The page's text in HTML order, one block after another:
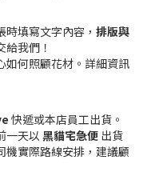
時填寫文字內容， 排版與
給我們！
如何照顧花材。詳細資訊
快遞或本店員工出貨。
一天以 黑貓宅急便 出貨
機實際路線安排，建議顧